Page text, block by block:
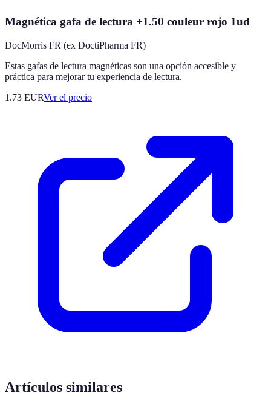
Magnética gafa de lectura +1.50 couleur rojo 1ud
DocMorris FR (ex DoctiPharma FR)
Estas gafas de lectura magnéticas son una opción accesible y
práctica para mejorar tu experiencia de lectura.
1.73 EURVer el precio
Artículos similares